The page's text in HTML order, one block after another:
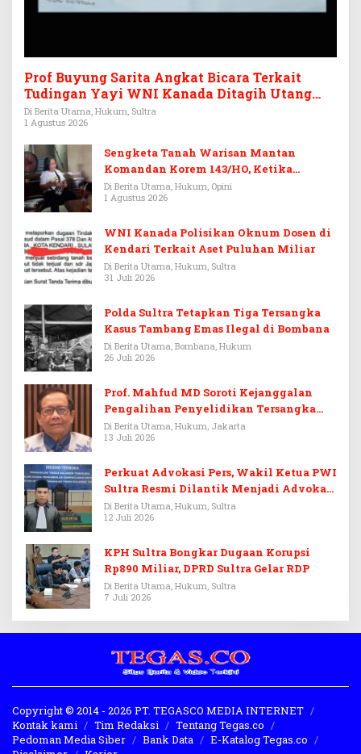
Prof Buyung Sarita Angkat Bicara Terkait
Tudingan Yayi WNI Kanada Ditagih Utang
Rp3,6 Miliar
Di Berita Utama, Hukum, Sultra
1 Agustus 2026
Sengketa Tanah Warisan Mantan
Komandan Korem 143/HO, Ketika
Warisan Menjadi Arena Pemerasan
Di Berita Utama, Hukum, Opini
1 Agustus 2026
WNI Kanada Polisikan Oknum Dosen di
Kendari Terkait Aset Puluhan Miliar
Di Berita Utama, Hukum, Sultra
31 Juli 2026
Polda Sultra Tetapkan Tiga Tersangka
Kasus Tambang Emas Ilegal di Bombana
Di Berita Utama, Bombana, Hukum
26 Juli 2026
Prof. Mahfud MD Soroti Kejanggalan
Pengalihan Penyelidikan Tersangka
Febrie Adriansyah
Di Berita Utama, Hukum, Jakarta
13 Juli 2026
Perkuat Advokasi Pers, Wakil Ketua PWI
Sultra Resmi Dilantik Menjadi Advokat
PERADI
Di Berita Utama, Hukum, Sultra
12 Juli 2026
KPH Sultra Bongkar Dugaan Korupsi
Rp890 Miliar, DPRD Sultra Gelar RDP
Di Berita Utama, Hukum, Sultra
7 Juli 2026
Copyright © 2014 - 2026 PT. TEGASCO MEDIA INTERNET
Kontak kami
Tim Redaksi
Tentang Tegas.co
Pedoman Media Siber
Bank Data
E-Katalog Tegas.co